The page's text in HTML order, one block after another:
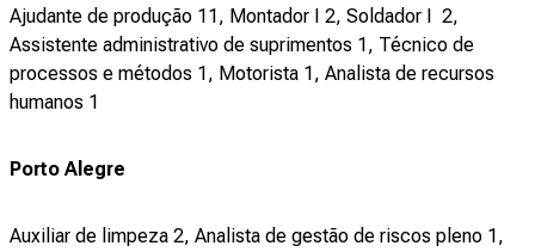
Ajudante de produção 11, Montador I 2, Soldador I 2,
Assistente administrativo de suprimentos 1, Técnico de
processos e métodos 1, Motorista 1, Analista de recursos
humanos 1
Porto Alegre
Auxiliar de limpeza 2, Analista de gestão de riscos pleno 1,